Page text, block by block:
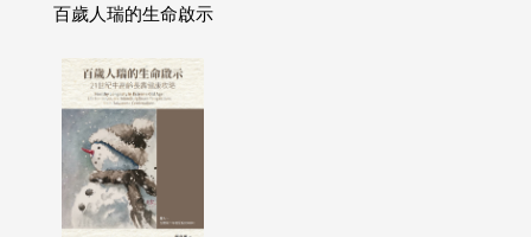
百歲人瑞的生命啟示